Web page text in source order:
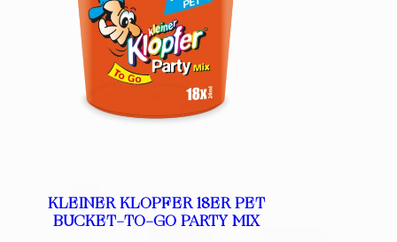
KLEINER KLOPFER 18ER PET
BUCKET-TO-GO PARTY MIX